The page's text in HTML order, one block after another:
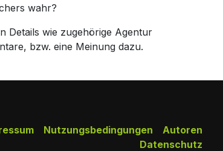
wahr?
Details wie zugehörige Agentur
bzw. eine Meinung dazu.
Autoren
Nutzungsbedingungen
Datenschutz